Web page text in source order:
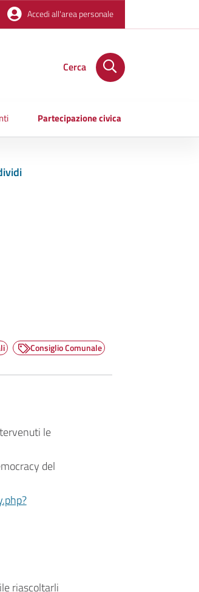
Accedi all'area personale
Cerca
Partecipazione civica
Consiglio Comunale
le
del
riascoltarli